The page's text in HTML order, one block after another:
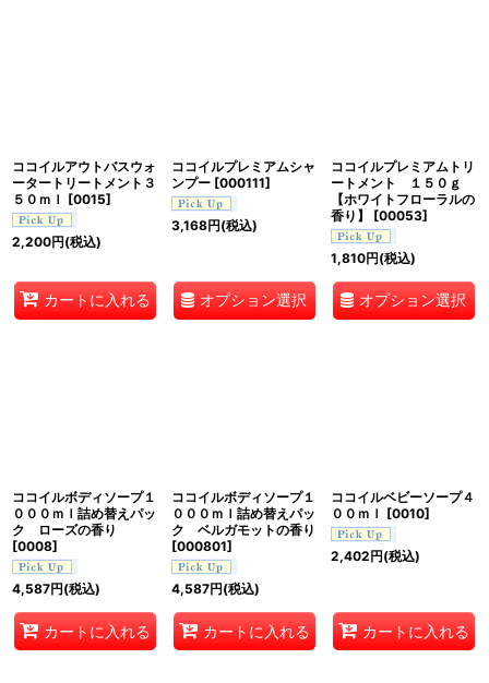
ココイルアウトバスウォ
ータートリートメント３
５０ｍｌ [0015]
2,200円(税込)
カートに入れる
ココイルプレミアムシャ
ンプー [000111]
3,168円(税込)
オプション選択
ココイルプレミアムトリ
ートメント １５０ｇ
【ホワイトフローラルの
香り】
[00053]
1,810円(税込)
オプション選択
ココイルボディソープ１
０００ｍｌ詰め替えパッ
ク ローズの香り
[0008]
4,587円(税込)
カートに入れる
ココイルボディソープ１
０００ｍｌ詰め替えパッ
ク ベルガモットの香り
[000801]
4,587円(税込)
カートに入れる
ココイルベビーソープ４
００ｍｌ [0010]
2,402円(税込)
カートに入れる